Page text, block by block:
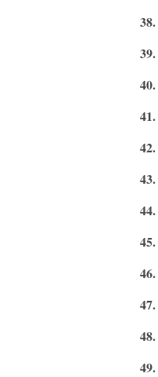
38.
39.
40.
41.
42.
43.
44.
45.
46.
47.
48.
49.